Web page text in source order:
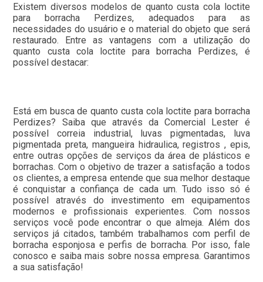
Existem diversos modelos de quanto custa cola loctite
para borracha Perdizes, adequados para as
necessidades do usuário e o material do objeto que será
restaurado. Entre as vantagens com a utilização do
quanto custa cola loctite para borracha Perdizes, é
possível destacar:
Está em busca de quanto custa cola loctite para borracha
Perdizes? Saiba que através da Comercial Lester é
possível correia industrial, luvas pigmentadas, luva
pigmentada preta, mangueira hidraulica, registros , epis,
entre outras opções de serviços da área de plásticos e
borrachas. Com o objetivo de trazer a satisfação a todos
os clientes, a empresa entende que sua melhor destaque
é conquistar a confiança de cada um. Tudo isso só é
possível através do investimento em equipamentos
modernos e profissionais experientes. Com nossos
serviços você pode encontrar o que almeja. Além dos
serviços já citados, também trabalhamos com perfil de
borracha esponjosa e perfis de borracha. Por isso, fale
conosco e saiba mais sobre nossa empresa. Garantimos
a sua satisfação!